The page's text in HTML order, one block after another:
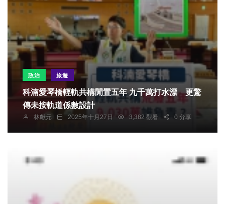
政治 旅遊
科湳愛琴橋輕軌共構閒置五年 九千萬打水漂 更驚
傳未按軌道係數設計
林獻元 2025年十月27日 3,382 觀看 0 分享